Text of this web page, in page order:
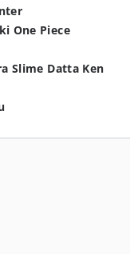
One Piece
Slime Datta Ken